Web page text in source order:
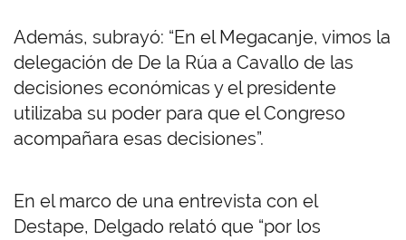
Además, subrayó: “En el Megacanje, vimos la
delegación de De la Rúa a Cavallo de las
decisiones económicas y el presidente
utilizaba su poder para que el Congreso
acompañara esas decisiones”.
En el marco de una entrevista con el
Destape, Delgado relató que “por los